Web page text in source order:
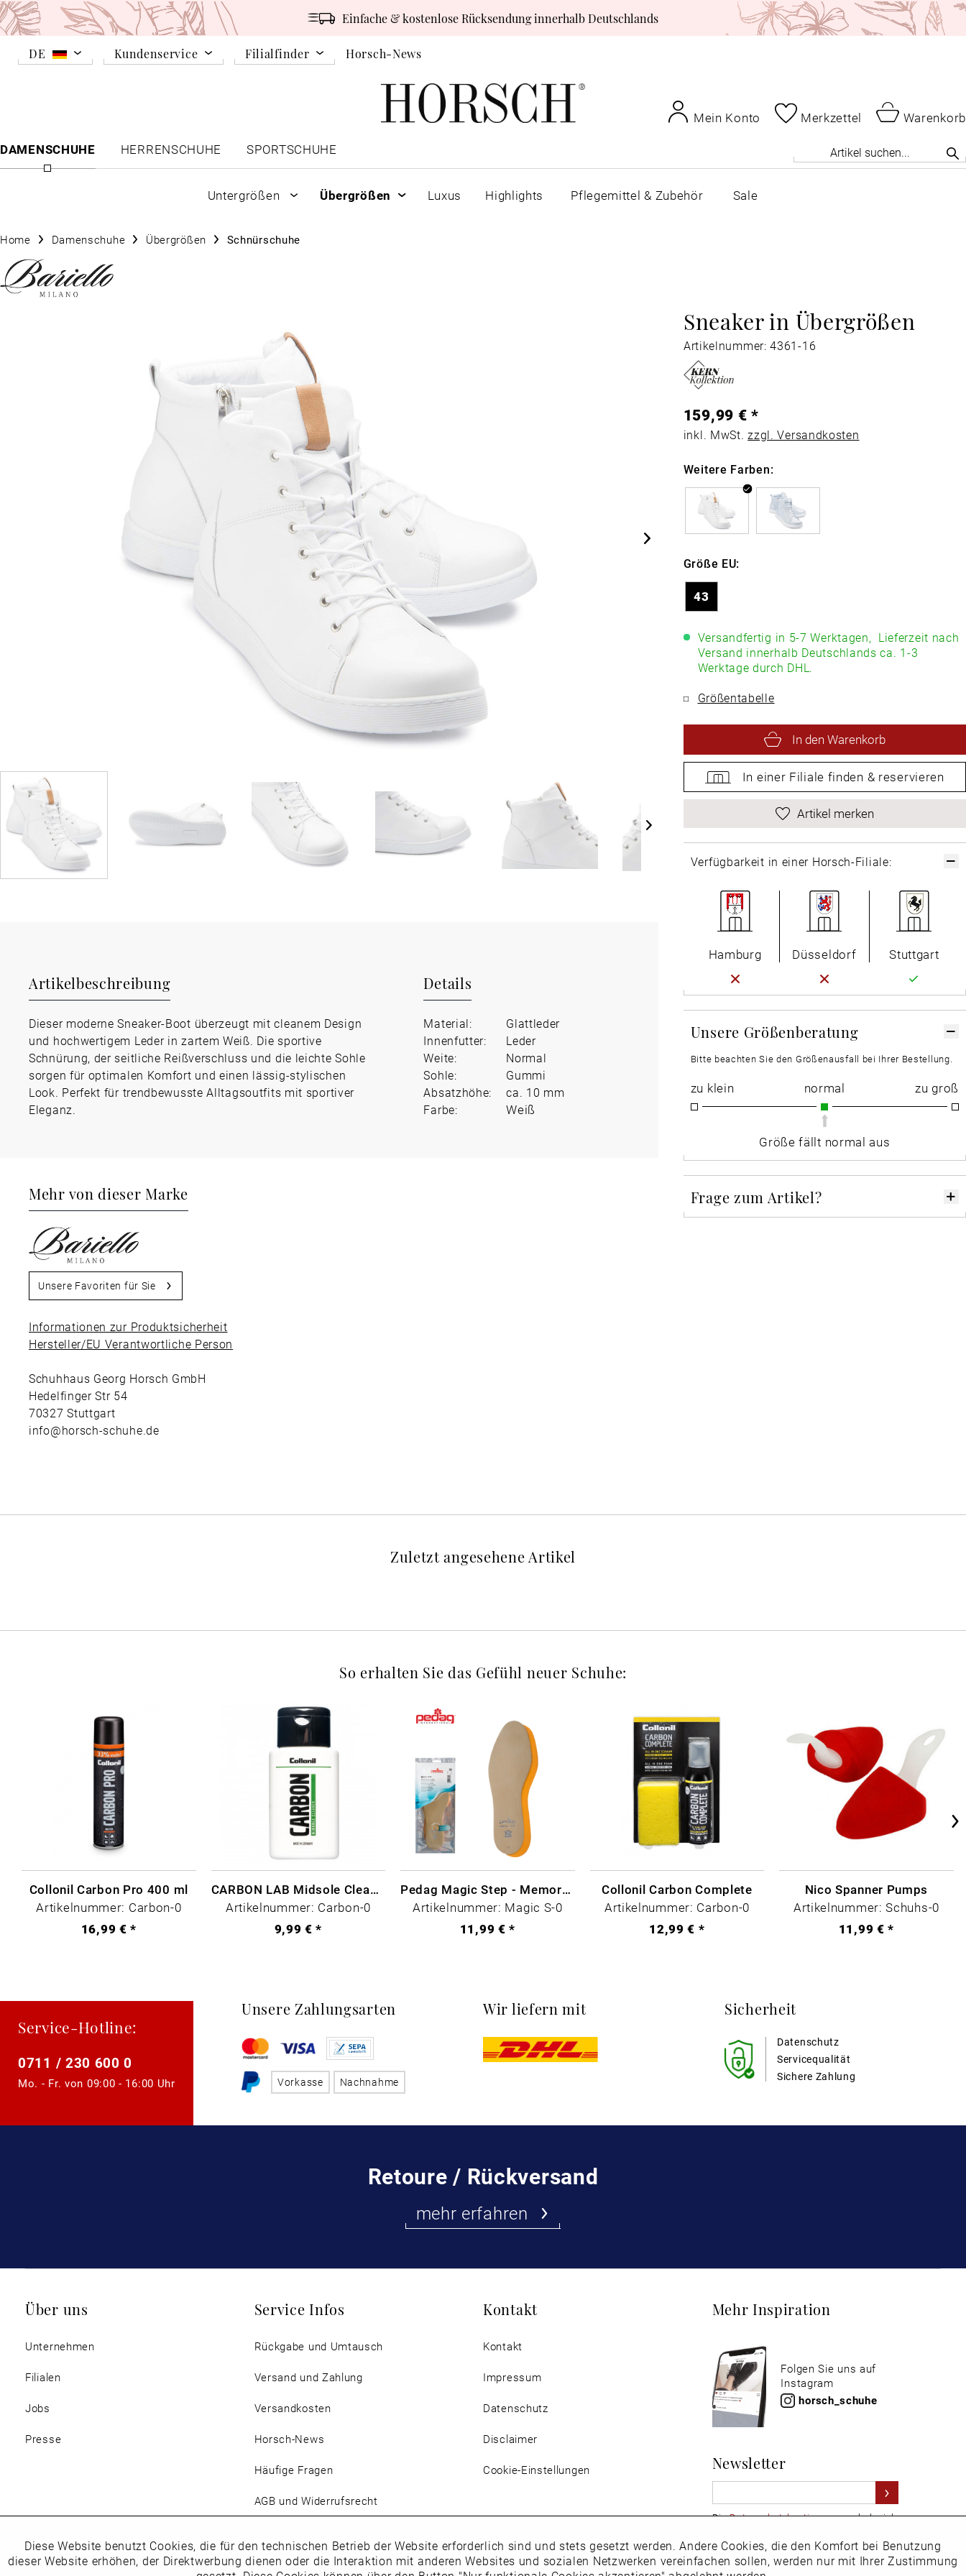
Einfache & kostenlose Rücksendung innerhalb Deutschlands
DE Kundenservice Filialfinder Horsch-News
Mein Konto Merkzettel
Warenkorb
DAMENSCHUHE
HERRENSCHUHE SPORTSCHUHE
Untergrößen Übergrößen Luxus Highlights Pflegemittel & Zubehör Sale
Home Damenschuhe Übergrößen Schnürschuhe
Sneaker in Übergrößen
Artikelnummer: 4361-16
Artikelbeschreibung
Dieser moderne Sneaker-Boot überzeugt mit cleanem Design
und hochwertigem Leder in zartem Weiß. Die sportive
Schnürung, der seitliche Reißverschluss und die leichte Sohle
sorgen für optimalen Komfort und einen lässig-stylischen
Look. Perfekt für trendbewusste Alltagsoutfits mit sportiver
Eleganz.
Details
Material:
Glattleder
Innenfutter:
Leder
Weite:
Normal
Sohle:
Gummi
Absatzhöhe:
ca. 10 mm
Farbe:
Weiß
Mehr von dieser Marke
Unsere Favoriten für Sie
Informationen zur Produktsicherheit
Hersteller/EU Verantwortliche Person
Schuhhaus Georg Horsch GmbH
Hedelfinger Str 54
70327 Stuttgart
info@horsch-schuhe.de
159,99 € *
inkl. MwSt.zzgl. Versandkosten
Weitere Farben:
Größe EU:
43
Versandfertig in 5-7 Werktagen, Lieferzeit nach
Versand innerhalb Deutschlands ca. 1-3
Werktage durch DHL.
Größentabelle
In den Warenkorb
In einer Filiale finden & reservieren
Artikel merken
Verfügbarkeit in einer Horsch-Filiale:
Hamburg Düsseldorf Stuttgart
Unsere Größenberatung
Bitte beachten Sie den Größenausfall bei Ihrer Bestellung.
zu klein normal zu groß
Größe fällt normal aus
Frage zum Artikel?
Zuletzt angesehene Artikel
So erhalten Sie das Gefühl neuer Schuhe:
Collonil Carbon Pro 400 ml
Artikelnummer: Carbon-0
16,99 € *
CARBON LAB Midsole Cleaner
Artikelnummer: Carbon-0
9,99 € *
Pedag Magic Step - Memory Schaum
Artikelnummer: Magic S-0
11,99 € *
Collonil Carbon Complete
Artikelnummer: Carbon-0
12,99 € *
Nico Spanner Pumps
Artikelnummer: Schuhs-0
11,99 € *
Retoure / Rückversand
mehr erfahren
Service-Hotline:
0711 / 230 600 0
Mo. - Fr. von 09:00 - 16:00 Uhr
Unsere Zahlungsarten
Vorkasse Nachnahme
Wir liefern mit Sicherheit
Datenschutz
Sichere Zahlung
Servicequalität
Über uns
Unternehmen
Filialen
Jobs
Presse
Service Infos
Rückgabe und Umtausch
Versand und Zahlung
Versandkosten
Horsch-News
Häufige Fragen
AGB und Widerrufsrecht
Kontakt
Kontakt
Impressum
Datenschutz
Disclaimer
Cookie-Einstellungen
Mehr Inspiration
Folgen Sie uns auf
Instagram
horsch_schuhe
Newsletter
DieDatenschutzbestimmungenhabe ich
Hiervom Newsletter abmelden.
Funktionale Aktiv
Diese Website benutzt Cookies, die für den technischen Betrieb der Website erforderlich sind und stets gesetzt werden. Andere Cookies, die den Komfort bei Benutzung
dieser Website erhöhen, der Direktwerbung dienen oder die Interaktion mit anderen Websites und sozialen Netzwerken vereinfachen sollen, werden nur mit Ihrer Zustimmung